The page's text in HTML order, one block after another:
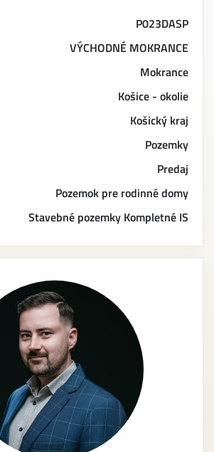
P023DASP
VÝCHODNÉ MOKRANCE
Mokrance
Košice - okolie
Košický kraj
Pozemky
Predaj
Pozemok pre rodinné domy
Stavebné pozemky Kompletné IS